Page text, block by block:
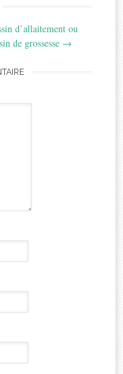
d’allaitement ou
de grossesse →